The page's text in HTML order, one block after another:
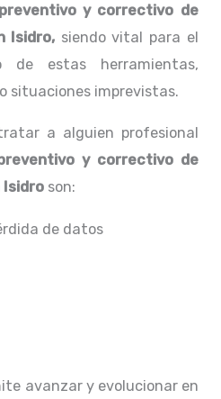
y correctivo de
Isidro, siendo vital para el
de estas herramientas,
situaciones imprevistas.
a alguien profesional
y correctivo de
Isidro son:
de datos
avanzar y evolucionar en